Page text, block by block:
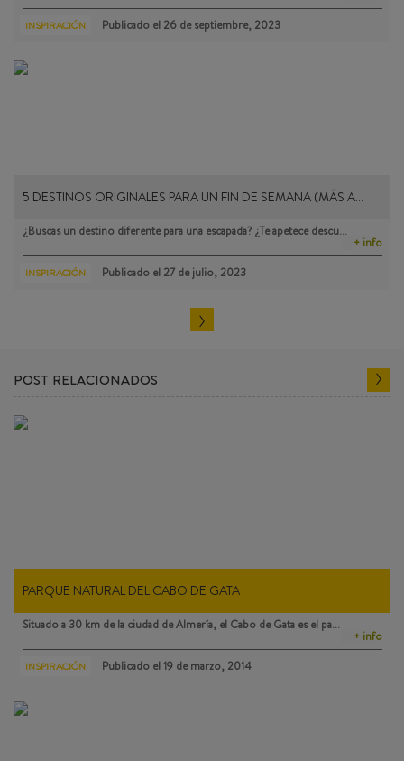
INSPIRACIÓN Publicado el 26 de septiembre, 2023
5 DESTINOS ORIGINALES PARA UN FIN DE SEMANA (MÁS A…
¿Buscas un destino diferente para una escapada? ¿Te apetece descu…
+ info
INSPIRACIÓN Publicado el 27 de julio, 2023
POST RELACIONADOS
PARQUE NATURAL DEL CABO DE GATA
Situado a 30 km de la ciudad de Almería, el Cabo de Gata es el pa…
+ info
INSPIRACIÓN Publicado el 19 de marzo, 2014